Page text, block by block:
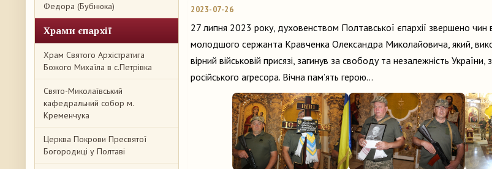
Федора (Бубнюка)
Храми єпархії
Храм Святого Архістратига
Божого Михаїла в с.Петрівка
Свято-Миколаївський
кафедральний собор м.
Кременчука
Церква Покрови Пресвятої
Богородиці у Полтаві
2023-07-26
27 липня 2023 року, духовенством Полтавської єпархії звершено чин
молодшого сержанта Кравченка Олександра Миколайовича, який,
вірний військовій присязі, загинув за свободу та незалежність
російського агресора. Вічна пам’ять герою…